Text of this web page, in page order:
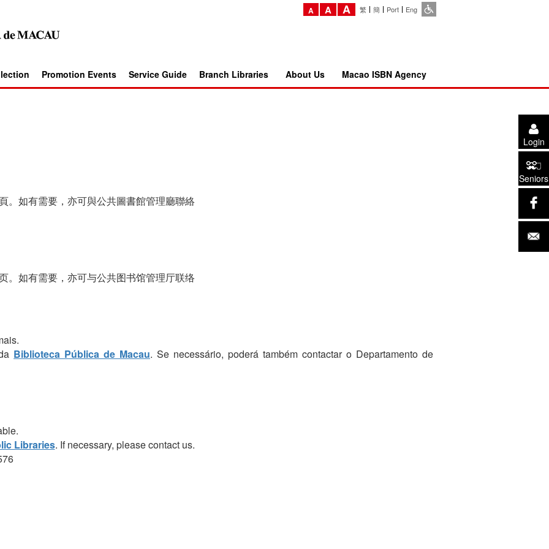
A A A 繁 簡 Port Eng
Promotion Events Service Guide Branch Libraries About Us Macao ISBN Agency
Login
Seniors
。如有需要，亦可與公共圖書館管理廳聯絡
。如有需要，亦可与公共图书馆管理厅联络
Biblioteca Pública de Macau. Se necessário, poderá também contactar o Departamento de
Libraries. If necessary, please contact us.